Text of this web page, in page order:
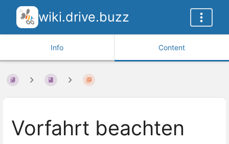
wiki.drive.buzz
Info Content
Vorfahrt beachten